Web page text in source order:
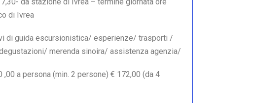
di Ivrea
di guida escursionistica/ esperienze/ trasporti /
merenda sinoira/ assistenza agenzia/
,00 a persona (min. 2 persone) € 172,00 (da 4